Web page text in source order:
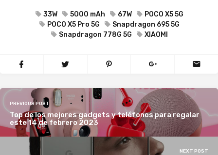
33W 5000 mAh 67W
POCO X5 5G
POCO X5 Pro 5G
Snapdragon 695 5G
Snapdragon 778G 5G
XIAOMI
PREVIOUS POST
Top de los mejores gadgets y teléfonos para regalar
este 14 de febrero 2023
NEXT POST